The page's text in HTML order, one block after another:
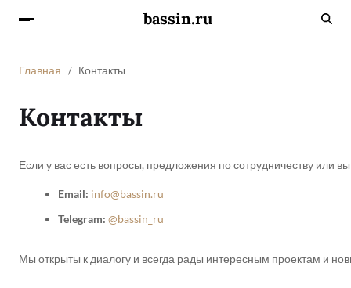
bassin.ru
Главная Контакты
Контакты
Если у вас есть вопросы, предложения по сотрудничеству или
Email: info@bassin.ru
Telegram: @bassin_ru
Мы открыты к диалогу и всегда рады интересным проектам и